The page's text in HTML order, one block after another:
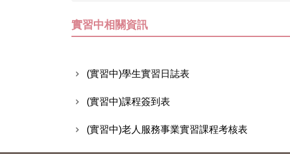
實習中相關資訊
(實習中)學生實習日誌表
(實習中)課程簽到表
(實習中)老人服務事業實習課程考核表